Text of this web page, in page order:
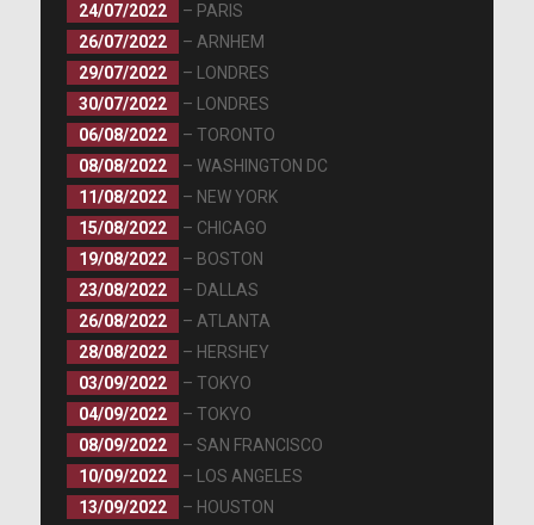
24/07/2022
– PARIS
26/07/2022
– ARNHEM
29/07/2022
– LONDRES
30/07/2022
– LONDRES
06/08/2022
– TORONTO
08/08/2022
– WASHINGTON DC
11/08/2022
– NEW YORK
15/08/2022
– CHICAGO
19/08/2022
– BOSTON
23/08/2022
– DALLAS
26/08/2022
– ATLANTA
28/08/2022
– HERSHEY
03/09/2022
– TOKYO
04/09/2022
– TOKYO
08/09/2022
– SAN FRANCISCO
10/09/2022
– LOS ANGELES
13/09/2022
– HOUSTON